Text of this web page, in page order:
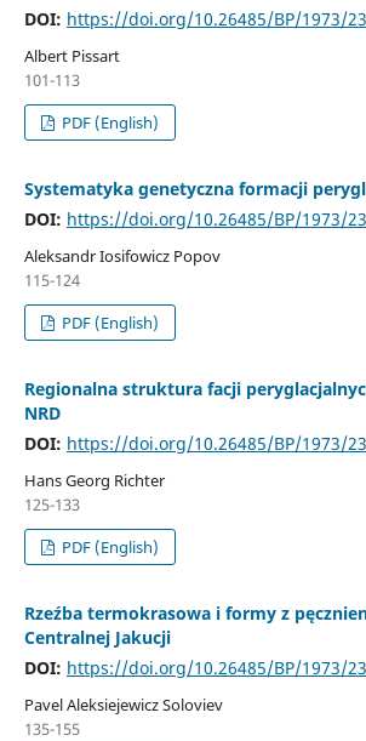
DOI: https://doi.org/10.26485/BP/1973/
Albert Pissart
101-113
PDF (English)
Systematyka genetyczna formacji
DOI: https://doi.org/10.26485/BP/1973/
Aleksandr Iosifowicz Popov
115-124
PDF (English)
Regionalna struktura facji
NRD
DOI: https://doi.org/10.26485/BP/1973/
Hans Georg Richter
125-133
PDF (English)
Rzeźba termokrasowa i formy z
Centralnej Jakucji
DOI: https://doi.org/10.26485/BP/1973/
Pavel Aleksiejewicz Soloviev
135-155